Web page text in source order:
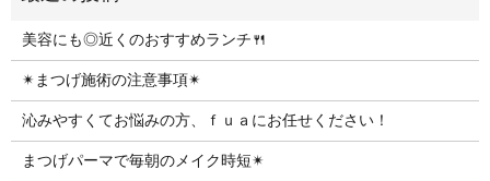
美容にも◎近くのおすすめランチ🍴
✴︎まつげ施術の注意事項✴︎
沁みやすくてお悩みの方、ｆｕａにお任せください！
まつげパーマで毎朝のメイク時短✴︎